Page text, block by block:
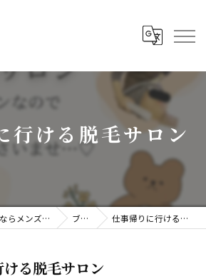
行ける脱毛サロン
京都市のメンズ脱毛ならメンズ脱毛ヴィアンス ブログ 仕事帰りに行ける脱毛サロン
る脱毛サロン